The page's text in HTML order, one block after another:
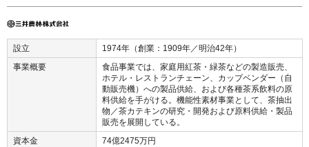
設立
1974年（創業：1909年／明治42年）
事業概要
食品事業では、家庭用紅茶・緑茶などの製造販売、
ホテル・レストランチェーン、カップベンダー（自
動販売機）への製品供給、および各種茶系飲料の原
料供給を手がける。機能性素材事業として、茶抽出
物／茶カテキンの研究・開発および原料供給・製品
販売を展開している。
資本金
74億2475万円